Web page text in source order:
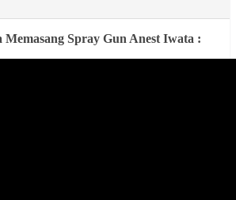
Spray Gun Anest Iwata :